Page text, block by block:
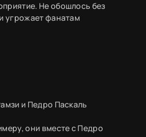
Не обошлось без
угрожает фанатам
и Педро Паскаль
они вместе c Педро